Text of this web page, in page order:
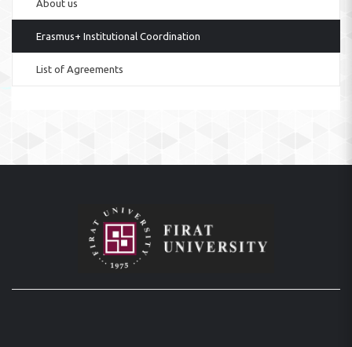
About us
Erasmus+ Institutional Coordination
List of Agreements